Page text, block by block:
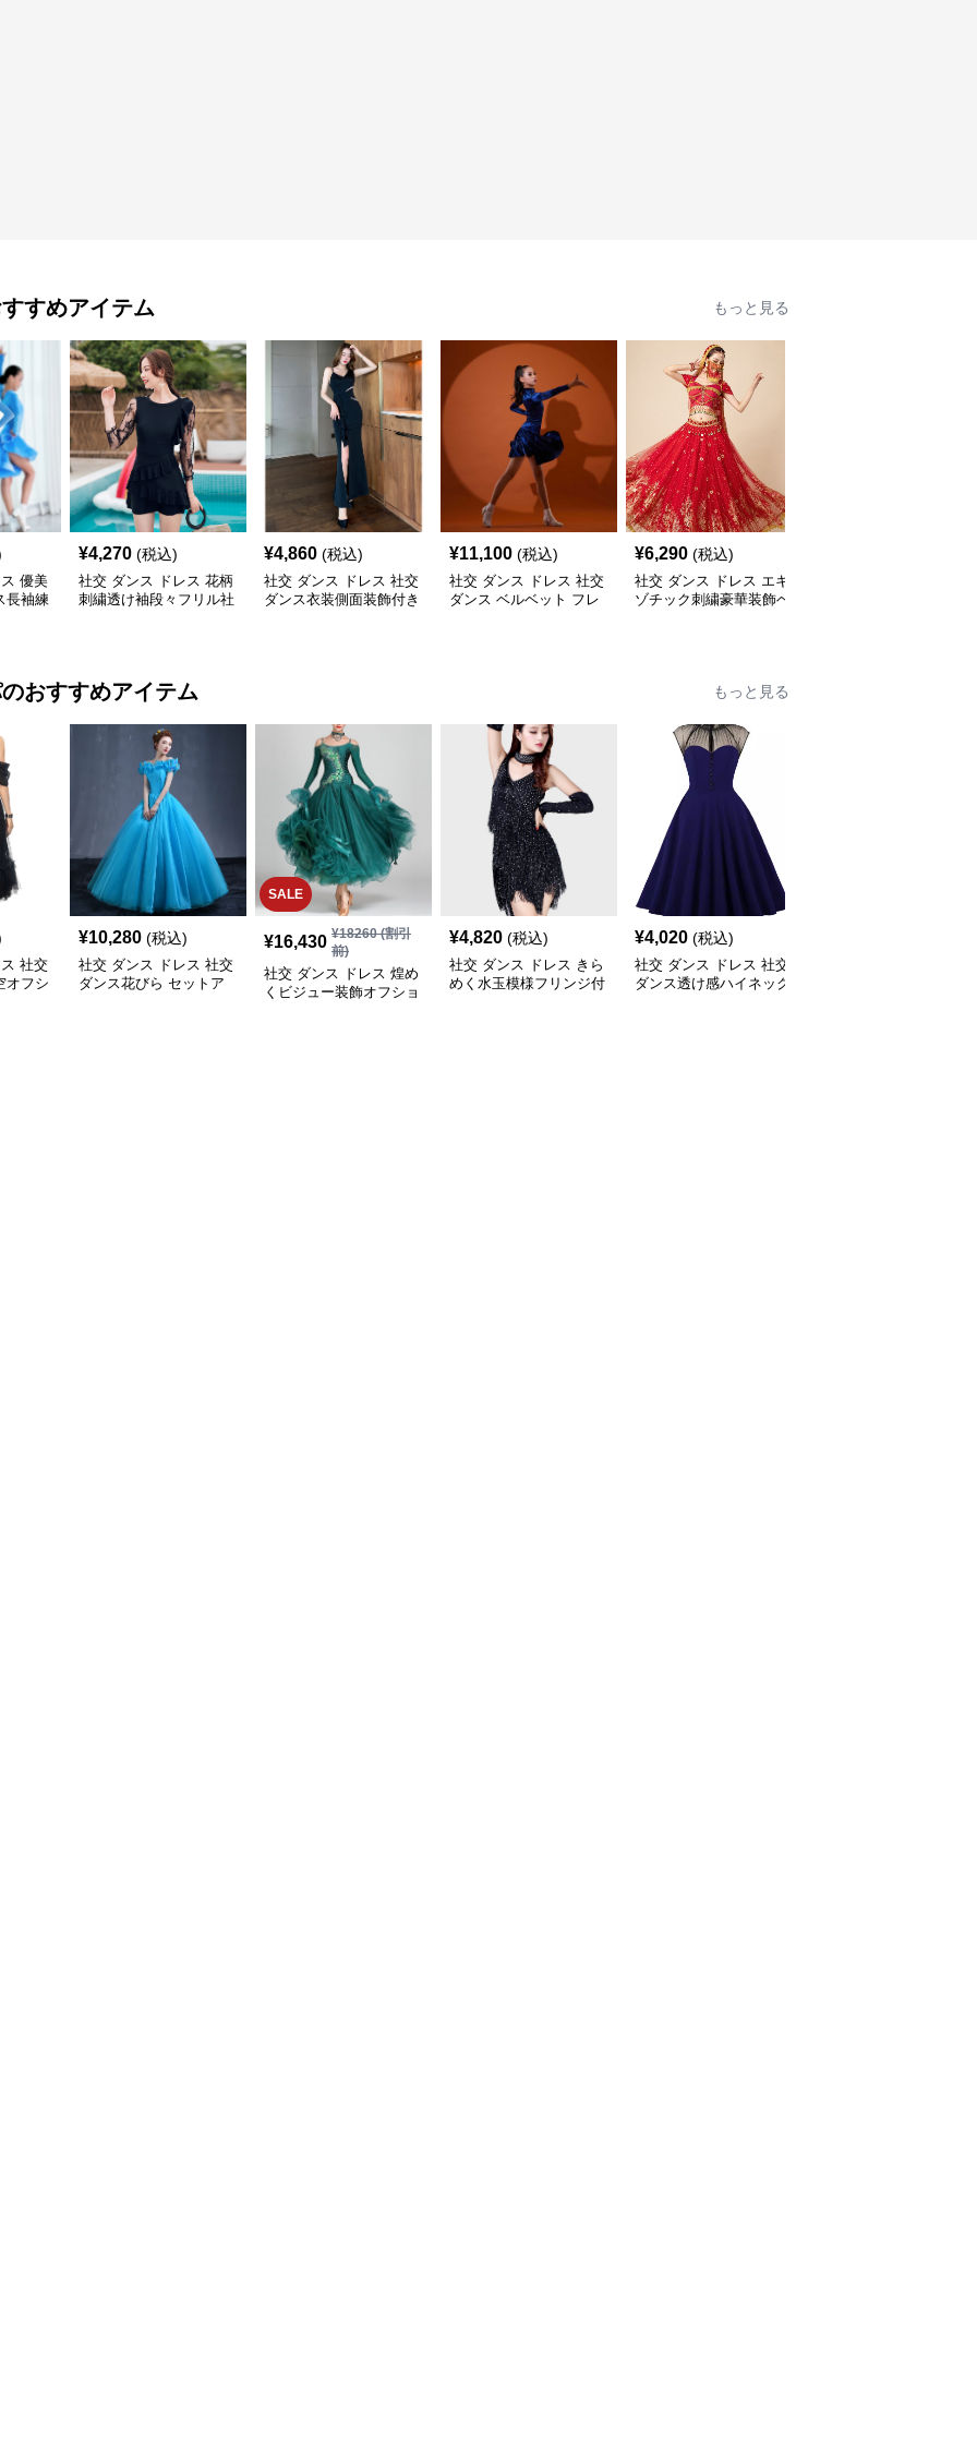
すめアイテム もっと見る
優美
長袖練
¥4,270 (税込)
社交 ダンス ドレス 花柄
刺繍透け袖段々フリル社
¥4,860 (税込)
社交 ダンス ドレス 社交
ダンス衣装側面装飾付き
¥11,100 (税込)
社交 ダンス ドレス 社交
ダンス ベルベット フレ
¥6,290 (税込)
社交 ダンス ドレス エキ
ゾチック刺繍豪華装飾ベ
のおすすめアイテム もっと見る
社交
オフシ
¥10,280 (税込)
社交 ダンス ドレス 社交
ダンス花びら セットア
SALE
¥16,430 ¥18260(割引
前)
社交 ダンス ドレス 煌め
くビジュー装飾オフショ
¥4,820 (税込)
社交 ダンス ドレス きら
めく水玉模様フリンジ付
¥4,020 (税込)
社交 ダンス ドレス 社交
ダンス透け感ハイネック